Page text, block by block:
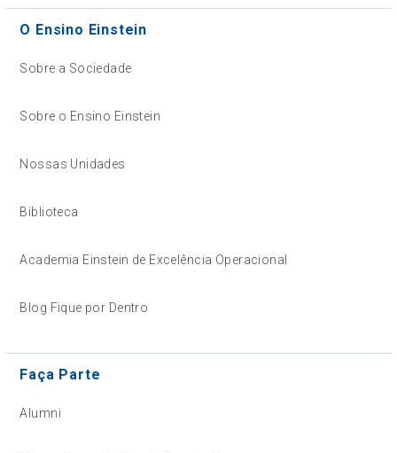
O Ensino Einstein
Sobre a Sociedade
Sobre o Ensino Einstein
Nossas Unidades
Biblioteca
Academia Einstein de Excelência Operacional
Blog Fique por Dentro
Faça Parte
Alumni